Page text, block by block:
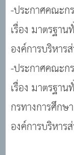
-ประกาศคณะก
เรื่อง มาตรฐา
องค์การบริหา
-ประกาศคณะก
เรื่อง มาตรฐา
กรทางการศึกษา
องค์การบริหา